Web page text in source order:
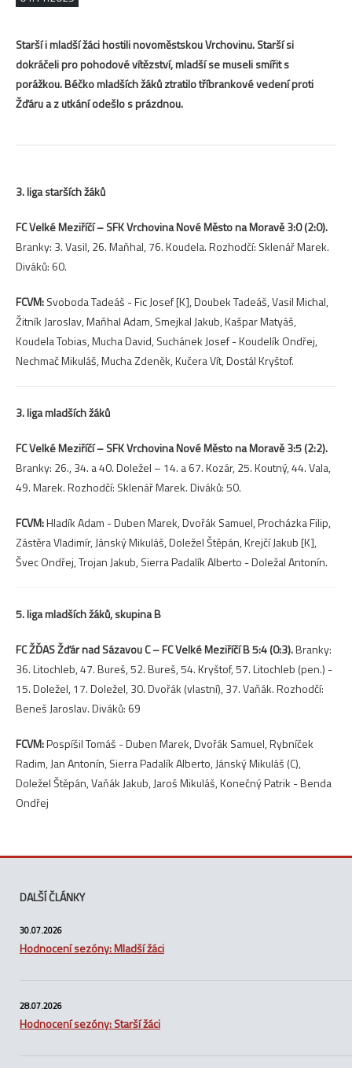
Starší i mladší žáci hostili novoměstskou Vrchovinu. Starší si
dokráčeli pro pohodové vítězství, mladší se museli smířit s
porážkou. Béčko mladších žáků ztratilo tříbrankové vedení proti
Žďáru a z utkání odešlo s prázdnou.
3. liga starších žáků
FC Velké Meziříčí – SFK Vrchovina Nové Město na Moravě 3:0 (2:0).
Branky: 3. Vasil, 26. Maňhal, 76. Koudela. Rozhodčí: Sklenář Marek.
Diváků: 60.
FCVM:Svoboda Tadeáš - Fic Josef [K], Doubek Tadeáš, Vasil Michal,
Žitník Jaroslav, Maňhal Adam, Smejkal Jakub, Kašpar Matyáš,
Koudela Tobias, Mucha David, Suchánek Josef - Koudelík Ondřej,
Nechmač Mikuláš, Mucha Zdeněk, Kučera Vít, Dostál Kryštof.
3. liga mladších žáků
FC Velké Meziříčí – SFK Vrchovina Nové Město na Moravě 3:5 (2:2).
Branky: 26., 34. a 40. Doležel – 14. a 67. Kozár, 25. Koutný, 44. Vala,
49. Marek. Rozhodčí: Sklenář Marek. Diváků: 50.
FCVM:Hladík Adam - Duben Marek, Dvořák Samuel, Procházka Filip,
Zástěra Vladimír, Jánský Mikuláš, Doležel Štěpán, Krejčí Jakub [K],
Švec Ondřej, Trojan Jakub, Sierra Padalík Alberto - Doležal Antonín.
5. liga mladších žáků, skupina B
FC ŽĎAS Žďár nad Sázavou C – FC Velké Meziříčí B 5:4 (0:3).Branky:
36. Litochleb, 47. Bureš, 52. Bureš, 54. Kryštof, 57. Litochleb (pen.) -
15. Doležel, 17. Doležel, 30. Dvořák (vlastní), 37. Vaňák. Rozhodčí:
Beneš Jaroslav. Diváků: 69
FCVM:Pospíšil Tomáš - Duben Marek, Dvořák Samuel, Rybníček
Radim, Jan Antonín, Sierra Padalík Alberto, Jánský Mikuláš (C),
Doležel Štěpán, Vaňák Jakub, Jaroš Mikuláš, Konečný Patrik - Benda
Ondřej
DALŠÍ ČLÁNKY
30.07.2026
Hodnocení sezóny: Mladší žáci
28.07.2026
Hodnocení sezóny: Starší žáci